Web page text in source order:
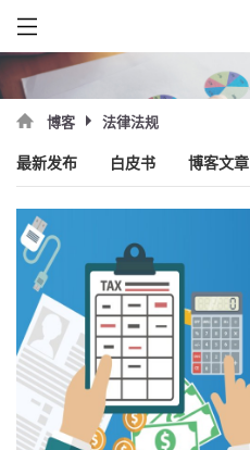
博客 法律法规
最新发布 白皮书 博客文章